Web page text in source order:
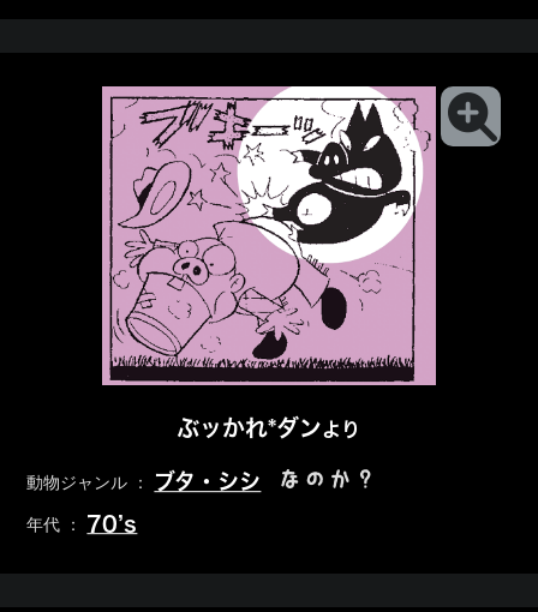
ぶッかれ*ダンより
動物ジャンル ： ブタ・シシ なのか？
年代 ： 70’s